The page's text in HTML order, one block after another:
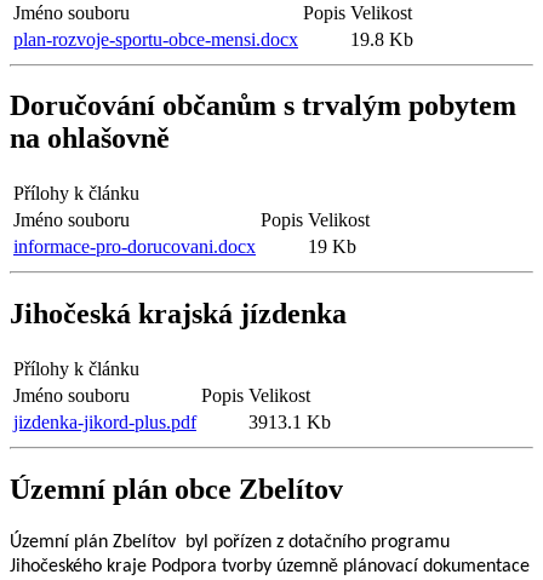
Jméno souboru Popis Velikost
plan-rozvoje-sportu-obce-mensi.docx
19.8 Kb
Doručování občanům s trvalým pobytem
na ohlašovně
Přílohy k článku
Jméno souboru
Popis Velikost
informace-pro-dorucovani.docx
19 Kb
Jihočeská krajská jízdenka
Přílohy k článku
Jméno souboru
Popis Velikost
jizdenka-jikord-plus.pdf
3913.1 Kb
Územní plán obce Zbelítov
Územní plán Zbelítov byl pořízen z dotačního programu
Jihočeského kraje Podpora tvorby územně plánovací dokumentace